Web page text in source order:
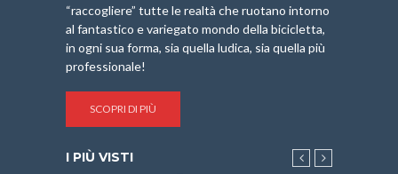
“raccogliere” tutte le realtà che ruotano intorno
al fantastico e variegato mondo della bicicletta,
in ogni sua forma, sia quella ludica, sia quella più
professionale!
SCOPRI DI PIÙ
I PIÙ VISTI